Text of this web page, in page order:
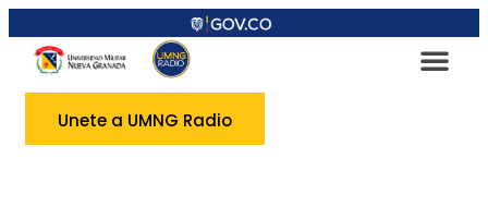
Unete a UMNG Radio